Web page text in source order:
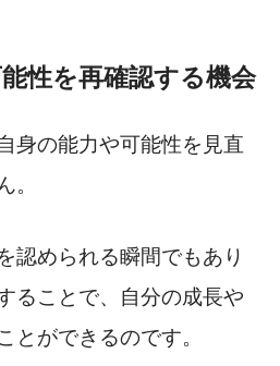
性を再確認する機会
身の能力や可能性を見直
。
認められる瞬間でもあり
ることで、自分の成長や
とができるのです。